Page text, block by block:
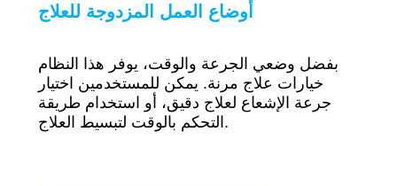
أوضاع العمل المزدوجة للعلاج
بفضل وضعي الجرعة والوقت، يوفر هذا النظام
خيارات علاج مرنة. يمكن للمستخدمين اختيار
جرعة الإشعاع لعلاج دقيق، أو استخدام طريقة
التحكم بالوقت لتبسيط العلاج.